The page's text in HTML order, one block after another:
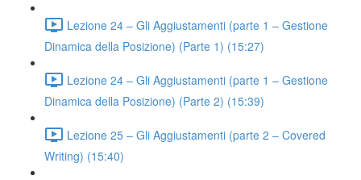
Lezione 24 – Gli Aggiustamenti (parte 1 – Gestione
Dinamica della Posizione) (Parte 1) (15:27)
Lezione 24 – Gli Aggiustamenti (parte 1 – Gestione
Dinamica della Posizione) (Parte 2) (15:39)
Lezione 25 – Gli Aggiustamenti (parte 2 – Covered
Writing) (15:40)